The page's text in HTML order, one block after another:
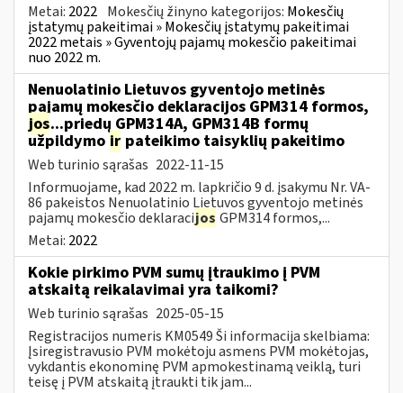
Metai: 2022 Mokesčių žinyno kategorijos: Mokesčių
įstatymų pakeitimai » Mokesčių įstatymų pakeitimai
2022 metais » Gyventojų pajamų mokesčio pakeitimai
nuo 2022 m.
Nenuolatinio Lietuvos gyventojo metinės
pajamų mokesčio deklaracijos GPM314 formos,
jos...priedų GPM314A, GPM314B formų
užpildymo ir pateikimo taisyklių pakeitimo
Web turinio sąrašas 2022-11-15
Informuojame, kad 2022 m. lapkričio 9 d. įsakymu Nr. VA-
86 pakeistos Nenuolatinio Lietuvos gyventojo metinės
pajamų mokesčio deklaracijos GPM314 formos,...
Metai: 2022
Kokie pirkimo PVM sumų įtraukimo į PVM
atskaitą reikalavimai yra taikomi?
Web turinio sąrašas 2025-05-15
Registracijos numeris KM0549 Ši informacija skelbiama:
Įsiregistravusio PVM mokėtoju asmens PVM mokėtojas,
vykdantis ekonominę PVM apmokestinamą veiklą, turi
teisę į PVM atskaitą įtraukti tik jam...